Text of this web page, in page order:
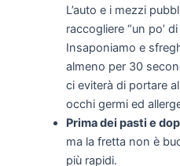
L’auto e i mezzi
raccogliere “un po’
Insaponiamo e
almeno per 30
ci eviterà di portare
occhi germi ed
Prima dei pasti e
ma la fretta non è
più rapidi.